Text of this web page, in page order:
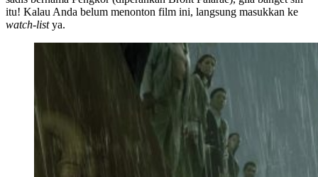
itu! Kalau Anda belum menonton film ini, langsung masukkan ke
watch-listya.